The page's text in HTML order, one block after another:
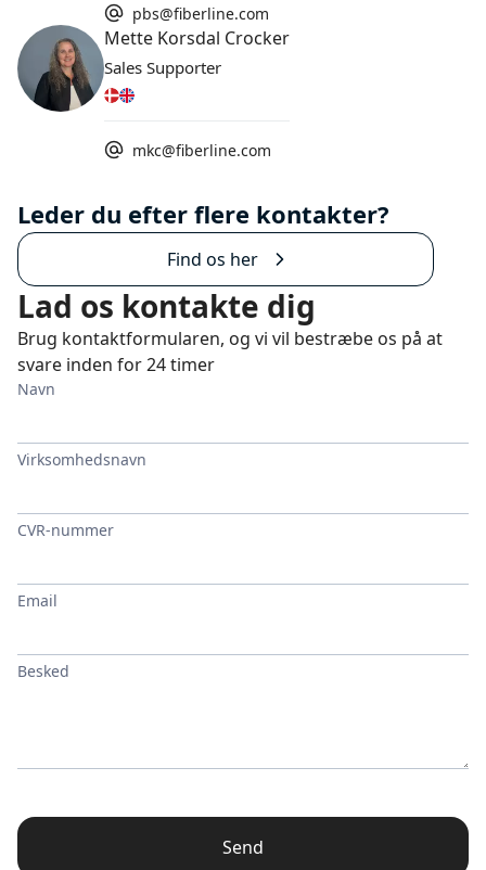
pbs@fiberline.com
Mette Korsdal Crocker
Sales Supporter
mkc@fiberline.com
Leder du efter flere kontakter?
Find os her
Lad os kontakte dig
Brug kontaktformularen, og vi vil bestræbe os på at
svare inden for 24 timer
Navn
Virksomhedsnavn
CVR-nummer
Email
Besked
Send